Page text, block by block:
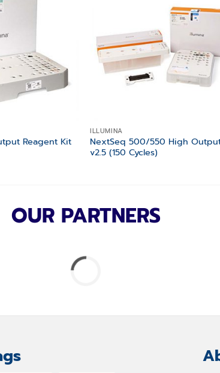
Reagent Kit
ILLUMINA
NextSeq 500/550 High
v2.5 (150 Cycles)
OUR PARTNERS